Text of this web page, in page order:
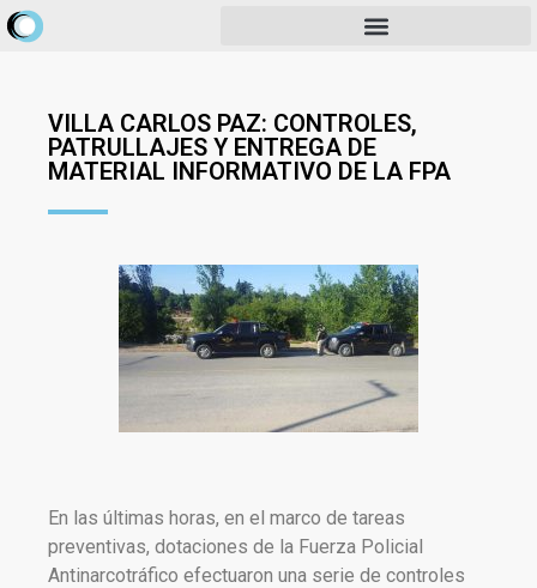
VILLA CARLOS PAZ: CONTROLES,
PATRULLAJES Y ENTREGA DE
MATERIAL INFORMATIVO DE LA FPA
En las últimas horas, en el marco de tareas
preventivas, dotaciones de la Fuerza Policial
Antinarcotráfico efectuaron una serie de controles